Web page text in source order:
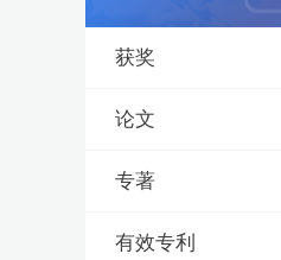
获奖
论文
专著
有效专利